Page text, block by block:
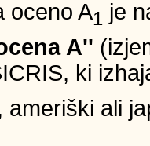
oceno A1 je
A''
ki
ameriški ali